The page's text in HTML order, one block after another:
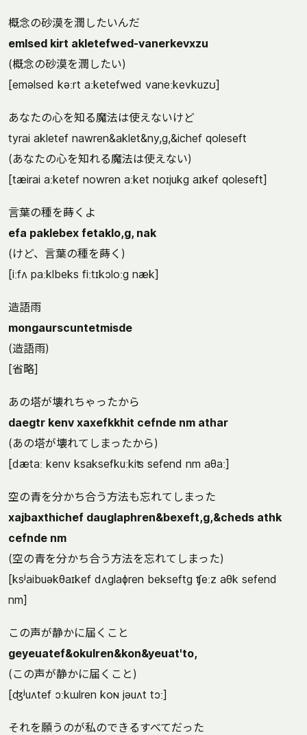
概念の砂漠を潤したいんだ
emlsed kirt akletefwed-vanerkevxzu
(概念の砂漠を潤したい)
[eməlsed kəːrt aːketefwed vaneːkevkuzʊ]
あなたの心を知る魔法は使えないけど
tyrai akletef nawren&aklet&ny,g,&ichef qoleseft
(あなたの心を知れる魔法は使えない)
[tæirai aːketef nowren aːket noɪjukg aɪkef qoleseft]
言葉の種を蒔くよ
efa paklebex fetaklo,g, nak
(けど、言葉の種を蒔く)
[iːfʌ paːklbeks fiːtɪkɔloːg næk]
造語雨
mongaurscuntetmisde
(造語雨)
[省略]
あの塔が壊れちゃったから
daegtr kenv xaxefkkhit cefnde nm athar
(あの塔が壊れてしまったから)
[dætaː kenv ksaksefkuːkiʦ sefend nm aθaː]
空の青を分かち合う方法も忘れてしまった
xajbaxthichef dauglaphren&bexeft,g,&cheds athk
cefnde nm
(空の青を分かち合う方法を忘れてしまった)
[ksʲaibuəkθaɪkef dʌglaɸren bekseftg ʧeːz aθk sefend
nm]
この声が静かに届くこと
geyeuatef&okulren&kon&yeuat'to,
(この声が静かに届くこと)
[ʤʲuʌtef ɔːkɯlren koɴ jəuʌt tɔː]
それを願うのが私のできるすべてだった